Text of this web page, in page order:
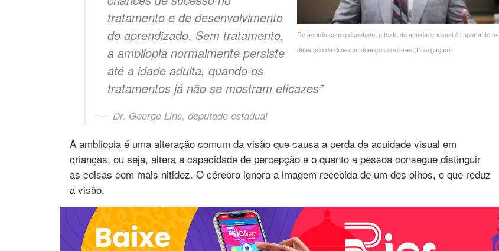
De acordo com o deputado, o teste de acuidade visual é importante na
detecção de diversas doenças oculares (Divulgação)
tratamento e de desenvolvimento
do aprendizado. Sem tratamento,
a ambliopia normalmente persiste
até a idade adulta, quando os
tratamentos já não se mostram eficazes”
Dr. George Lins, deputado estadual
A ambliopia é uma alteração comum da visão que causa a perda da acuidade visual em
crianças, ou seja, altera a capacidade de percepção e o quanto a pessoa consegue distinguir
as coisas com mais nitidez. O cérebro ignora a imagem recebida de um dos olhos, o que reduz
a visão.